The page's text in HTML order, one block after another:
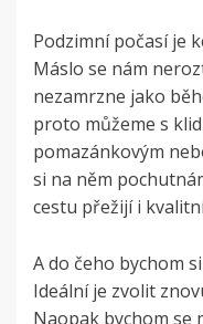
Podzimní počasí je
Máslo se nám
nezamrzne jako
proto můžeme s
pomazánkovým
si na něm
cestu přežijí i
A do čeho bychom
Ideální je zvolit
Naopak bychom se